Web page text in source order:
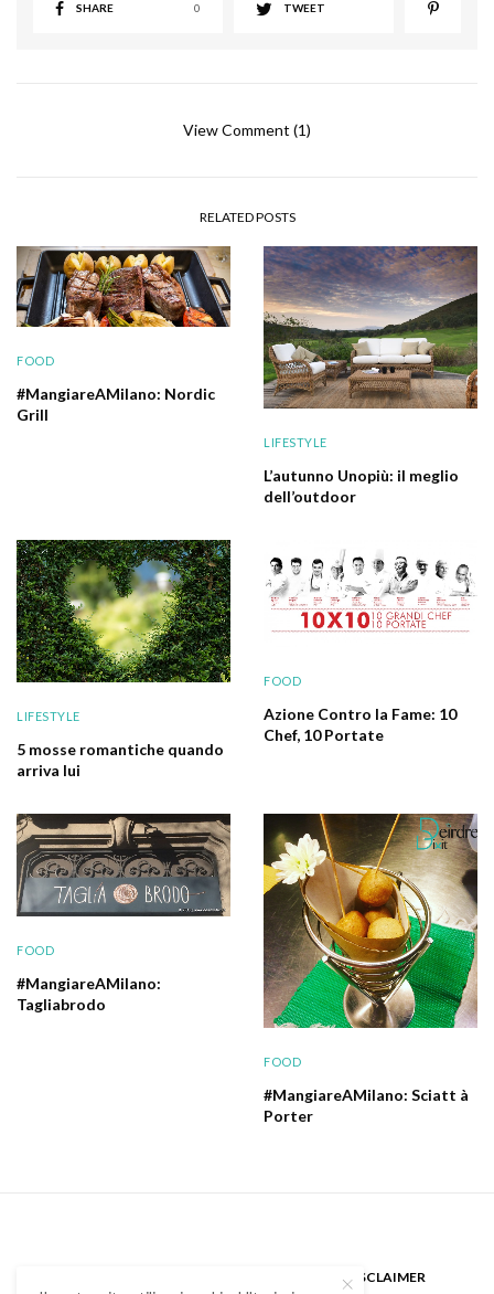
SHARE 0 TWEET
View Comment (1)
RELATED POSTS
FOOD
#MangiareAMilano: Nordic
Grill
LIFESTYLE
L’autunno Unopiù: il meglio
dell’outdoor
LIFESTYLE
5 mosse romantiche quando
arriva lui
FOOD
Azione Contro la Fame: 10
Chef, 10 Portate
FOOD
#MangiareAMilano:
Tagliabrodo
FOOD
#MangiareAMilano: Sciatt à
Porter
DISCLAIMER